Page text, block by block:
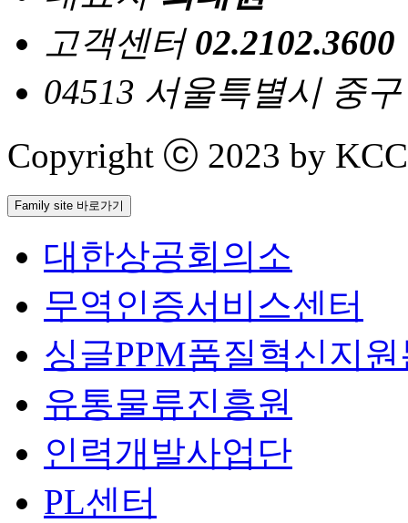
고객센터 02.2102.3600
04513 서울특별시 중
Copyright ⓒ 2023 by
Family site 바로가기
대한상공회의소
무역인증서비스센터
싱글PPM품질혁신지
유통물류진흥원
인력개발사업단
PL센터